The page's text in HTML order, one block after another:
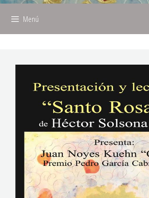
Menú